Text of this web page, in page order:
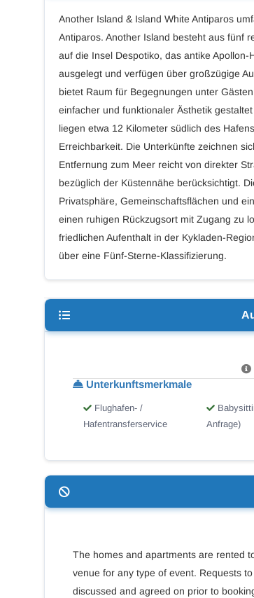
Another Island & Island White Antiparos
Antiparos. Another Island besteht aus fünf
auf die Insel Despotiko, das antike
ausgelegt und verfügen über großzügige
bietet Raum für Begegnungen unter
einfacher und funktionaler Ästhetik
liegen etwa 12 Kilometer südlich des
Erreichbarkeit. Die Unterkünfte zeichnen
Entfernung zum Meer reicht von direkter
bezüglich der Küstennähe berücksichtigt.
Privatsphäre, Gemeinschaftsflächen und
einen ruhigen Rückzugsort mit Zugang zu
friedlichen Aufenthalt in der Kykladen-
über eine Fünf-Sterne-Klassifizierung.
Unterkunftsmerkmale
Flughafen- /
Hafentransferservice
Anfrage)
The homes and apartments are rented
venue for any type of event. Requests
discussed and agreed on prior to